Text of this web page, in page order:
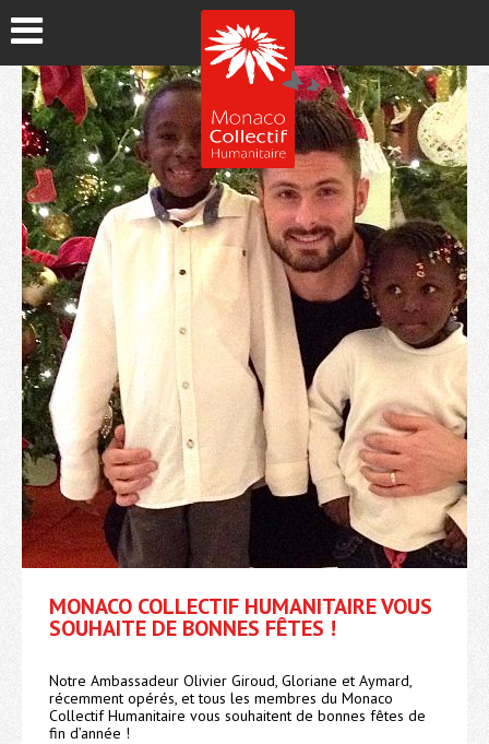
MONACO COLLECTIF HUMANITAIRE VOUS
SOUHAITE DE BONNES FÊTES !
Notre Ambassadeur Olivier Giroud, Gloriane et Aymard,
récemment opérés, et tous les membres du Monaco
Collectif Humanitaire vous souhaitent de bonnes fêtes de
fin d’année !